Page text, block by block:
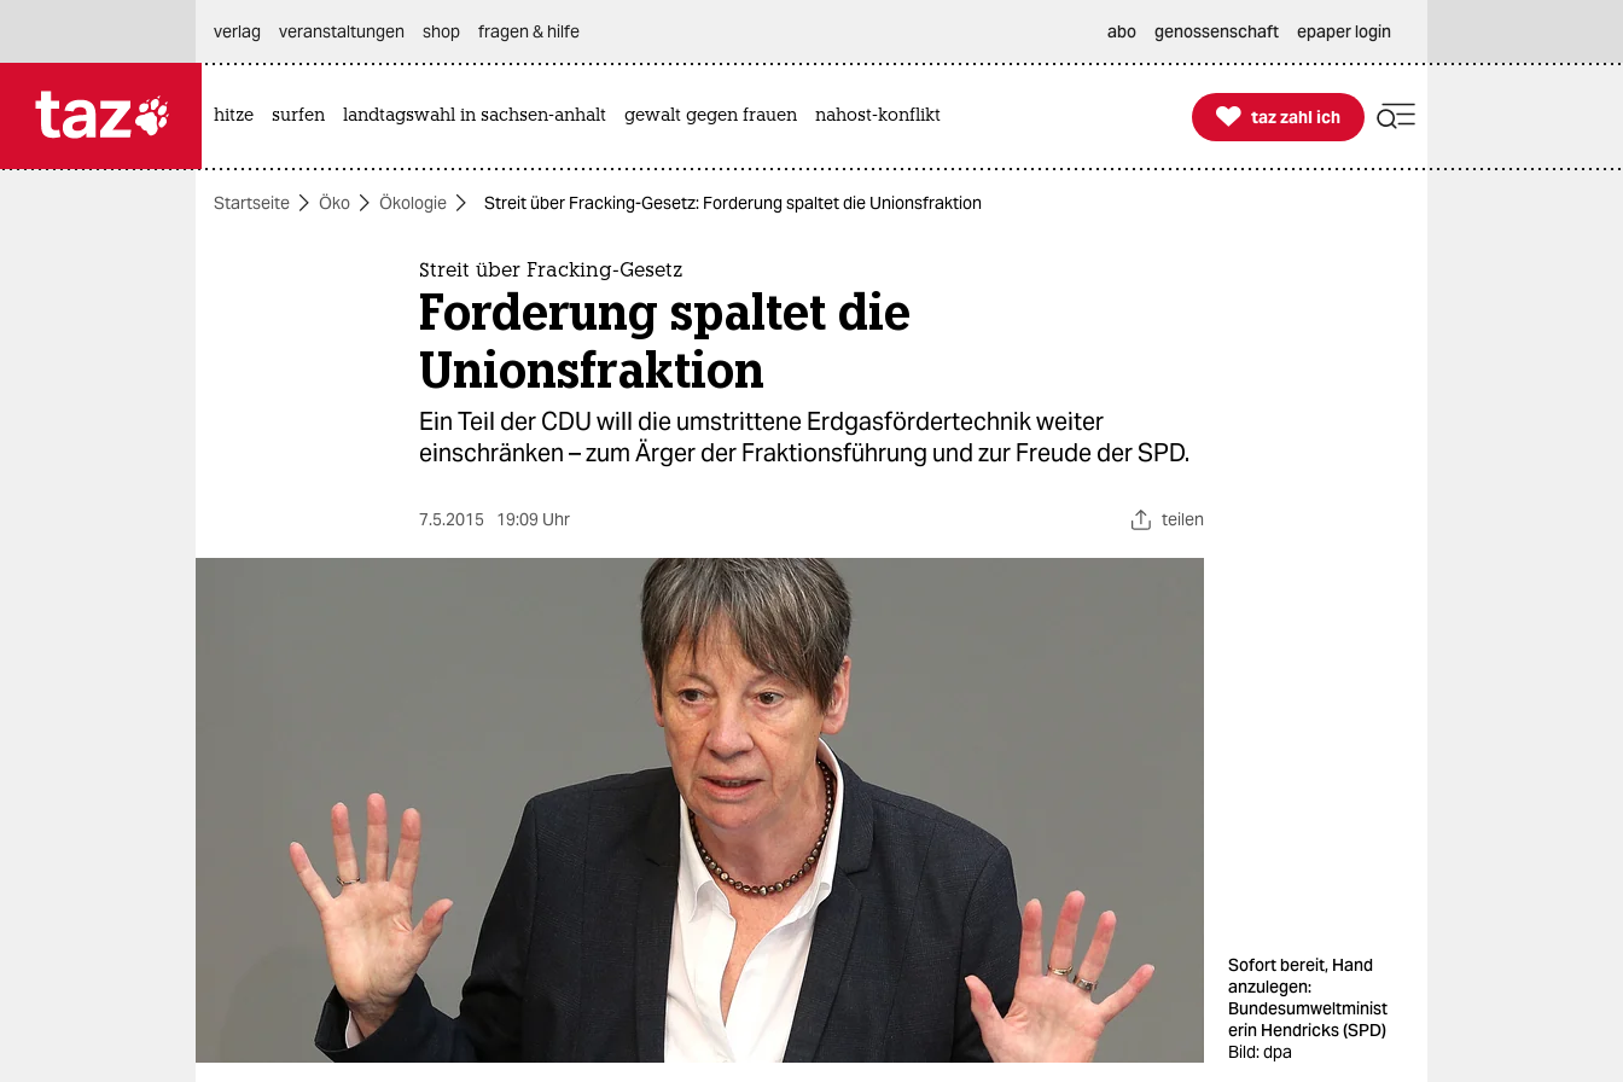
themen
veranstaltungen
fragen & hilfe
unterstützen
genossenschaft
verlag
veranstaltungen shop fragen & hilfe abo genossenschaft epaper login
hitze surfen landtagswahl in sachsen-anhalt gewalt gegen frauen nahost-konflikt 
taz zahl ich
taz zahl ich
Startseite Öko Ökologie Streit über Fracking-Gesetz: Forderung spaltet die Unionsfraktion
Streit über Fracking-Gesetz
Forderung spaltet die
Unionsfraktion
Ein Teil der CDU will die umstrittene Erdgasfördertechnik weiter
einschränken – zum Ärger der Fraktionsführung und zur Freude der SPD.
7.5.2015 19:09 Uhr teilen
Sofort bereit, Hand
anzulegen:
Bundesumweltminist
erin Hendricks (SPD)
Bild: dpa